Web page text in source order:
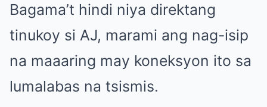
Bagama’t hindi niya direktang
tinukoy si AJ, marami ang nag-isip
na maaaring may koneksyon ito sa
lumalabas na tsismis.